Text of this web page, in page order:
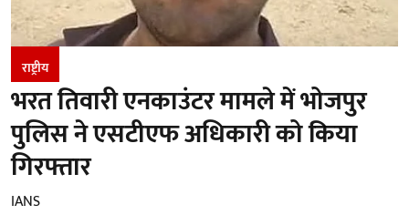
राष्ट्रीय
भरत तिवारी एनकाउंटर मामले में भोजपुर
पुलिस ने एसटीएफ अधिकारी को किया
गिरफ्तार
IANS